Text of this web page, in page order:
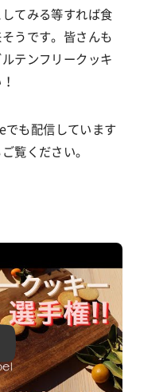
てみる等すれば食
うです。皆さんも
テンフリークッキ
も配信しています
覧ください。